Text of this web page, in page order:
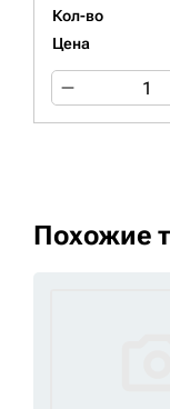
Кол-во
Цена
Похожие